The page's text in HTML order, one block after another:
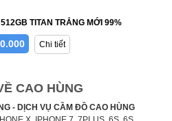
TITAN TRẮNG MỚI 99%
Chi tiết
CAO HÙNG
- DỊCH VỤ CẦM ĐỒ CAO HÙNG